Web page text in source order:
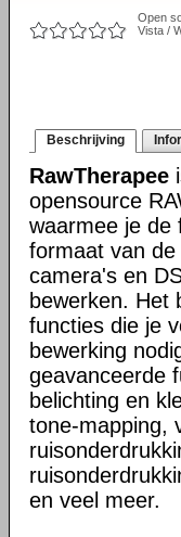
Open
Vista /
Beschrijving
RawTherapee
opensource
waarmee je de
formaat van
camera's en
bewerken. Het
functies die je
bewerking
geavanceerde
belichting en
tone-mapping,
en veel meer.